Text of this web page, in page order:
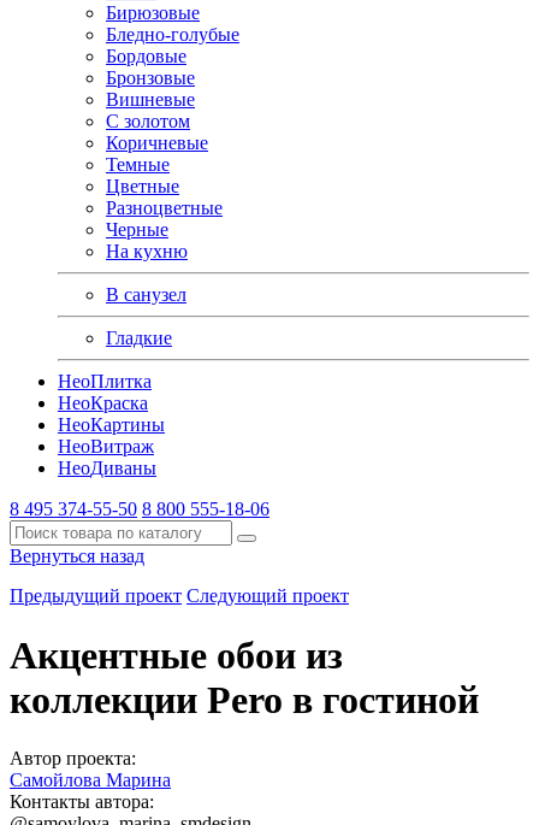
Бирюзовые
Бледно-голубые
Бордовые
Бронзовые
Вишневые
С золотом
Коричневые
Темные
Цветные
Разноцветные
Черные
На кухню
В санузел
Гладкие
НеоПлитка
НеоКраска
НеоКартины
НеоВитраж
НеоДиваны
8 495 374-55-50 8 800 555-18-06
Вернуться назад
Предыдущий проект Следующий проект
Акцентные обои из
коллекции Pero в гостиной
Автор проекта:
Самойлова Марина
Контакты автора: